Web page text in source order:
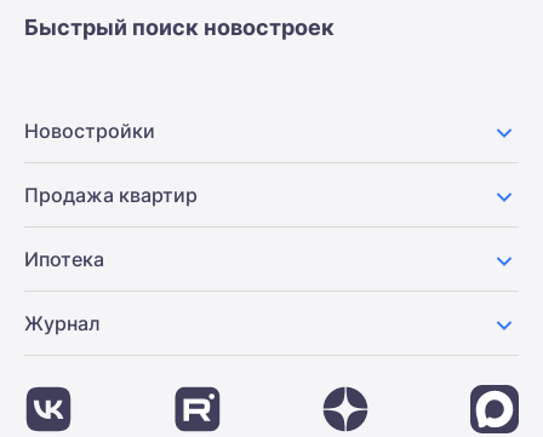
Быстрый поиск новостроек
Новостройки
Продажа квартир
Ипотека
Журнал